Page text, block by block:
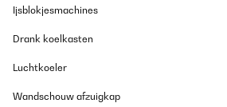
Ijsblokjesmachines
Drank koelkasten
Luchtkoeler
Wandschouw afzuigkap